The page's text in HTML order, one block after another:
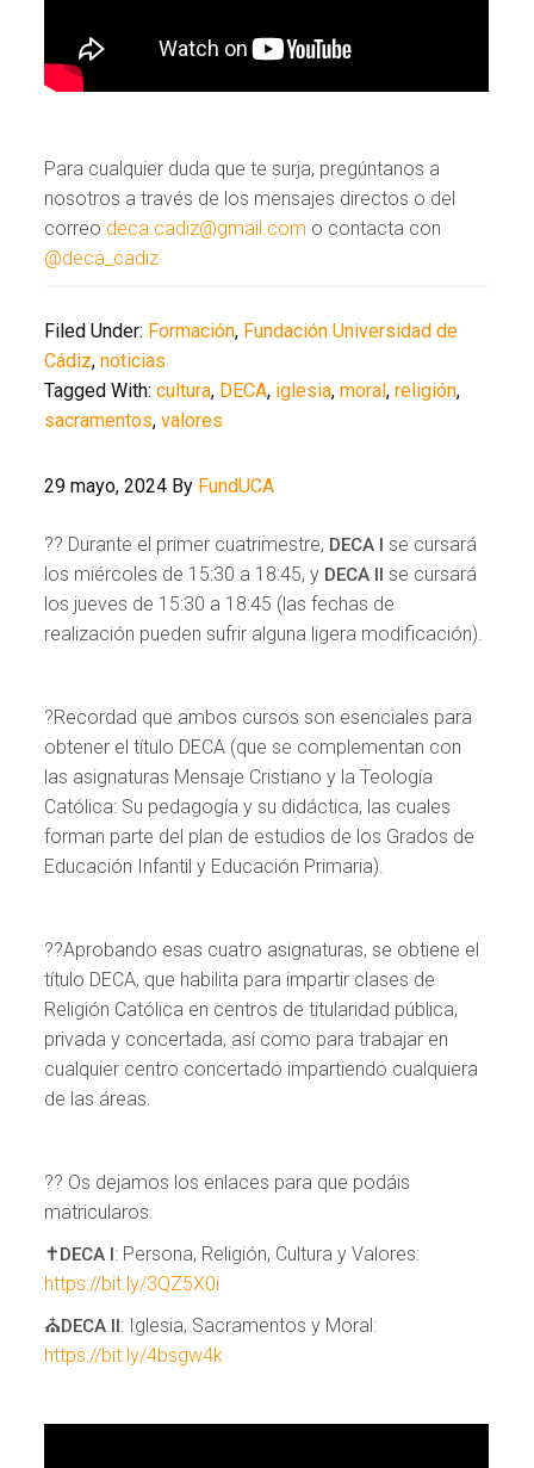
Para cualquier duda que te surja, pregúntanos a
nosotros a través de los mensajes directos o del
correo deca.cadiz@gmail.com o contacta con
@deca_cadiz
Filed Under: Formación, Fundación Universidad de
Cádiz,noticias
Tagged With:cultura, DECA, iglesia,moral,religión,
sacramentos,valores
29 mayo, 2024 By FundUCA
?? Durante el primer cuatrimestre, DECA I se cursará
los miércoles de 15:30 a 18:45, y DECA II se cursará
los jueves de 15:30 a 18:45 (las fechas de
realización pueden sufrir alguna ligera modificación).
?Recordad que ambos cursos son esenciales para
obtener el título DECA (que se complementan con
las asignaturas Mensaje Cristiano y la Teología
Católica: Su pedagogía y su didáctica, las cuales
forman parte del plan de estudios de los Grados de
Educación Infantil y Educación Primaria).
?‍?Aprobando esas cuatro asignaturas, se obtiene el
título DECA, que habilita para impartir clases de
Religión Católica en centros de titularidad pública,
privada y concertada, así como para trabajar en
cualquier centro concertado impartiendo cualquiera
de las áreas.
?? Os dejamos los enlaces para que podáis
matricularos.
✝️DECA I: Persona, Religión, Cultura y Valores:
https://bit.ly/3QZ5X0i
⛪️DECA II: Iglesia, Sacramentos y Moral:
https://bit.ly/4bsgw4k